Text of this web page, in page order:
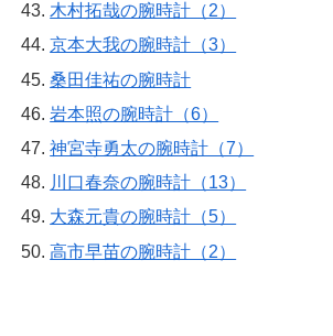
木村拓哉の腕時計（2）
京本大我の腕時計（3）
桑田佳祐の腕時計
岩本照の腕時計（6）
神宮寺勇太の腕時計（7）
川口春奈の腕時計（13）
大森元貴の腕時計（5）
高市早苗の腕時計（2）